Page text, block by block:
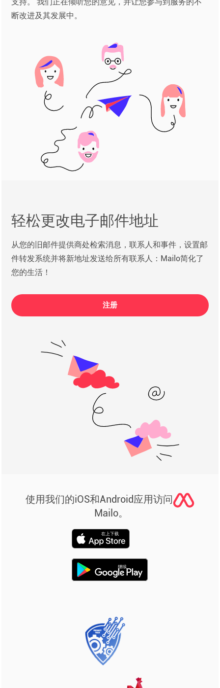
断改进及其发展中。
轻松更改电子邮件地址
从您的旧邮件提供商处检索消息，联系人和事件，设置邮
件转发系统并将新地址发送给所有联系人：Mailo简化了
您的生活！
注册
使用我们的iOS和Android应用访问
Mailo。
在上下载
继续